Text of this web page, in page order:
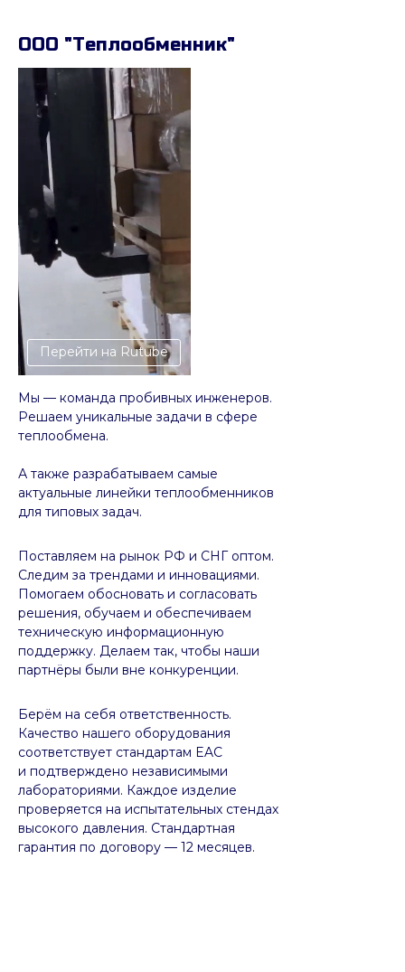
ООО "Теплообменник"
Мы — команда пробивных инженеров.
Решаем уникальные задачи в сфере
теплообмена.
А также разрабатываем самые
актуальные линейки теплообменников
для типовых задач.
Берём на себя ответственность.
Качество нашего оборудования
соответствует стандартам EAC
и подтверждено независимыми
лабораториями. Каждое изделие
проверяется на испытательных стендах
высокого давления. Стандартная
гарантия по договору — 12 месяцев.
Поставляем на рынок РФ и СНГ оптом.
Следим за трендами и инновациями.
Помогаем обосновать и согласовать
решения, обучаем и обеспечиваем
техническую информационную
поддержку. Делаем так, чтобы наши
партнёры были вне конкуренции.
Перейти на Rutube